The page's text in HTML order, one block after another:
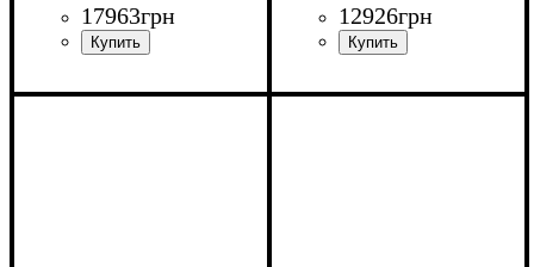
17963грн
Ширина: 180 (+80) см
12926грн
Ширина: 140 (+60) см